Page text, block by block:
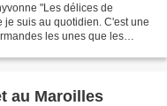
"Les délices de
suis au quotidien. C'est une
les unes que les
au Maroilles